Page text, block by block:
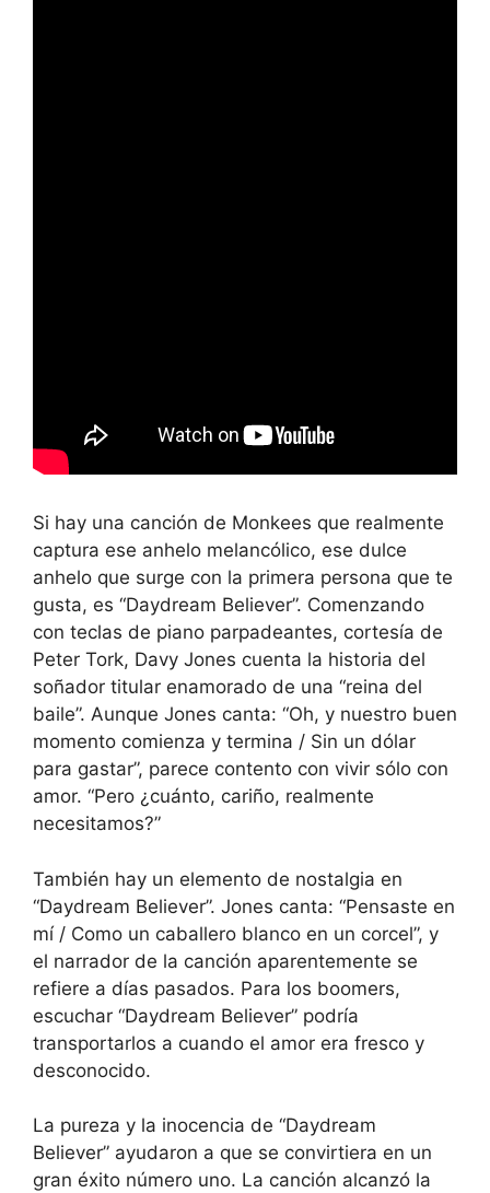
Si hay una canción de Monkees que realmente
captura ese anhelo melancólico, ese dulce
anhelo que surge con la primera persona que te
gusta, es “Daydream Believer”. Comenzando
con teclas de piano parpadeantes, cortesía de
Peter Tork, Davy Jones cuenta la historia del
soñador titular enamorado de una “reina del
baile”. Aunque Jones canta: “Oh, y nuestro buen
momento comienza y termina / Sin un dólar
para gastar”, parece contento con vivir sólo con
amor. “Pero ¿cuánto, cariño, realmente
necesitamos?”
También hay un elemento de nostalgia en
“Daydream Believer”. Jones canta: “Pensaste en
mí / Como un caballero blanco en un corcel”, y
el narrador de la canción aparentemente se
refiere a días pasados. Para los boomers,
escuchar “Daydream Believer” podría
transportarlos a cuando el amor era fresco y
desconocido.
La pureza y la inocencia de “Daydream
Believer” ayudaron a que se convirtiera en un
gran éxito número uno. La canción alcanzó la